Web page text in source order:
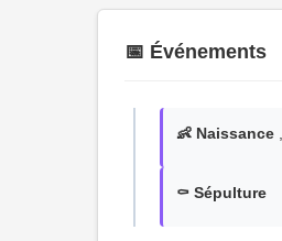
📅 Événements
👶 Naissance
⚰️ Sépulture